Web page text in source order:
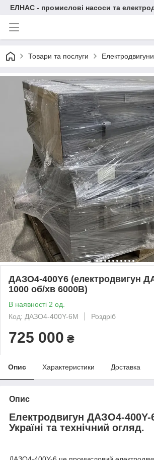
ЕЛНАС - промислові насоси та
Товари та послуги
ДАЗО4-400Y6 (електродвигун
1000 об/хв 6000В)
В наявності 2 од.
Код: ДАЗО4-400Y-6М
Роздріб
725 000 ₴
Опис Характеристики Доставка
Опис
Електродвигун ДАЗО4-400Y-
Україні та технічний огляд.